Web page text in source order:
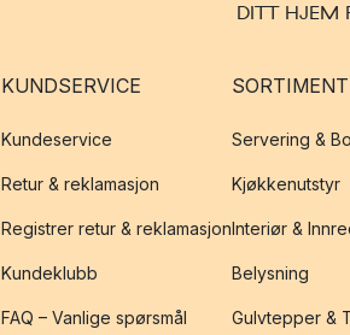
DITT HJEM
KUNDSERVICE
Kundeservice
Retur & reklamasjon
Registrer retur & reklamasjon
Kundeklubb
FAQ – Vanlige spørsmål
SORTIMENT
Servering &
Kjøkkenutstyr
Interiør &
Belysning
Gulvtepper &